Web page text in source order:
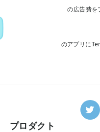
の広告費を
のアプリに
プロダクト